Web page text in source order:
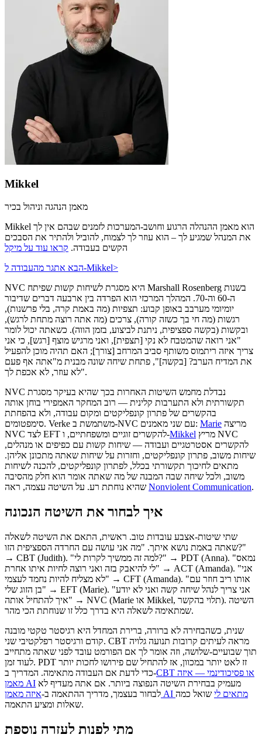
Mikkel
מאמן הנהגה וניהול בכיר
Mikkel הוא מאמן ההנהלה הרגוע וחושב-המערכות לזמנים שבהם אין לך
את המנהל שמגיע לך – הוא עוזר לך לצמוח, להוביל ולהתיר את הסבכים
הקשים בעבודה. קראו עוד על מיקל
הבא אתגר מהעבודה ל-Mikkel>
NVC היא מסגרת לשיחות קשות שפיתח Marshall Rosenberg בשנות
ה-60 וה-70. המהלך המרכזי הוא הפרדה בין ארבעה דברים שדיבור
יומיומי מערבב באופן קבוע: תצפיות (מה באמת קרה, בלי פרשנות),
רגשות (מה חי בך כשזה קורה), צרכים (מה אתה רוצה מתחת לרגש),
ובקשות (בקשה ספציפית, ניתנת לביצוע, בזמן הווה). כשאתה יכול לומר
"אני רואה שהמטבח לא נקי [תצפית], ואני מרגיש מוצף [רגש], כי אני
צריך איזה ריתמוס משותף סביב המרחב [צורך]; האם תהיה מוכן להפעיל
את המדיח הערב? [בקשה]", פתחת שיחה שונה מבנית מ"אתה אף פעם
לא עוזר, לא אכפת לך".
NVC נבדלת מחמש השיטות האחרות בכך שהיא בעיקר מסגרת
תקשורתית ולא התערבות קלינית — רוב המחקר האמפירי בוחן אותה
בהקשרים של פתרון קונפליקטים ומקום עבודה, ולא בהפחתת
סימפטומים. Verke משתמשת ב-NVC עם שני מאמנים: Marie
NVC לצד EFT להקשרים זוגיים ומשפחתיים, ו-Mikkel
להקשרים אסטרטגיים ועבודה — שיחות קשות עם כפיפים או מנהלים,
שיחות משוב, פתרון קונפליקטים, וחזרות על שיחות שאתה מתכונן אליהן.
מתאים לחיכוך תקשורתי בכלל, לפתרון קונפליקטים, להכנה לשיחות
משוב, ולכל שיחה שבה המבנה של מה שאתה אומר הוא חלק מהסיבה
Nonviolent Communication.
איך לבחור את השיטה הנכונה
שתי שיטות-אצבע עובדות טוב. ראשית, התאם את השיטה לשאלה
שאתה באמת נושא איתך. "מה אני עושה עם החרדה הספציפית הזו?"
→ CBT (Judith). "למה זה ממשיך לקרות לי?" → PDT (Anna). "נמאס
לי להיאבק בזה ואני רוצה לחיות איתו אחרת" → ACT (Amanda). "אני
לא מצליח להיות נחמד לעצמי" → CFT (Amanda). "אותו ריב חוזר עם
בן הזוג שלי" → EFT (Marie). "אני צריך לנהל שיחה קשה ואני לא יודע
איך להתחיל אותה" → NVC (Marie או Mikkel, תלוי בהקשר). השיטה
שמתאימה לשאלה היא בדרך כלל זו שנוחתת הכי מהר.
שנית, כשהבחירה לא ברורה, ברירת המחדל היא רגיסטר טקטי מובנה
קודם ורגיסטר רפלקטיבי שני. CBT מראה לעיתים קרובות תנועה גלויה
תוך שבועיים-שלושה, וזה אומר לך אם הפורמט עובד לפני שאתה מתחייב
לעוד זמן. PDT זז לאט יותר במכוון, אז להתחיל שם פירושו לחכות יותר
כדי לדעת אם העבודה מתאימה. המדריך ב-CBT או פסיכודינמי — איזה
מאמן AI
לבחור בעצמך, מדריך ההתאמה ב-
איזה מאמן AI מתאים לי שואל כמה
שאלות ומציע התאמה.
מתי לפנות לעזרה נוספת